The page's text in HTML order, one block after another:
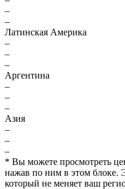
–
–
Латинская Америка
–
–
–
Аргентина
–
–
–
Азия
–
–
–
* Вы можете просмотреть
нажав по ним в этом блоке.
который не меняет ваш